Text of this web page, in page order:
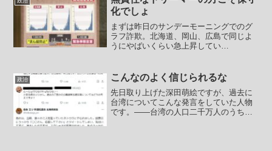
で】【AFP＝時事】中国...
化でしょ
まずは昨日のサンデーモーニングでのグ
ラフ詐欺。北海道、岡山、広島で同じよ
うにやばいくらい急上昇してい
ャクチャなグラフ。パヨっている人達は
こういうのを見て「ジミンガー」を...
政治 こんなのよく信じられるな
先日取り上げた深田萌絵ですが、過去に
台湾についてこんな発言をしていた人物
です。――台湾の人口二千万人のうち四